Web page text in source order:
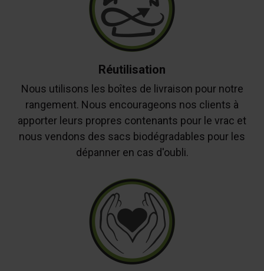
Réutilisation
Nous utilisons les boîtes de livraison pour notre
rangement. Nous encourageons nos clients à
apporter leurs propres contenants pour le vrac et
nous vendons des sacs biodégradables pour les
dépanner en cas d'oubli.